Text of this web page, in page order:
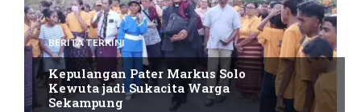
BERITA TERKINI
Kepulangan Pater Markus Solo
Kewuta jadi Sukacita Warga
Sekampung